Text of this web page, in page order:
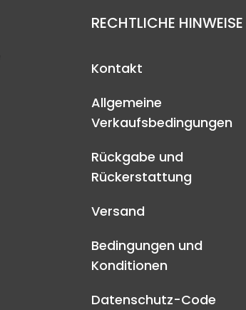
RECHTLICHE HINWEISE
Kontakt
Allgemeine
Verkaufsbedingungen
Rückgabe und
Rückerstattung
Versand
Bedingungen und
Konditionen
Datenschutz-Code